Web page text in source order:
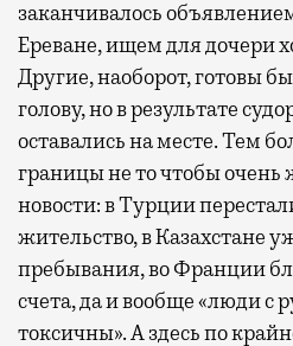
заканчивалось
Ереване, ищем для дочери
Другие, наоборот, готовы
голову, но в результате
оставались на месте. Тем
границы не то чтобы
новости: в Турции
жительство, в Казахстане
пребывания, во Франции
счета, да и вообще «люди с
токсичны». А здесь по